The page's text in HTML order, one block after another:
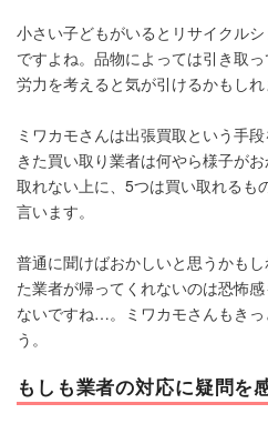
小さい子どもがいるとリサイクル
ですよね。品物によっては引き取
労力を考えると気が引けるかもしれ
ミワカモさんは出張買取という手
きた買い取り業者は何やら様子が
取れない上に、5つは買い取れるも
言います。
普通に聞けばおかしいと思うかも
た業者が帰ってくれないのは恐怖
ないですね…。ミワカモさんもき
う。
もしも業者の対応に疑問を